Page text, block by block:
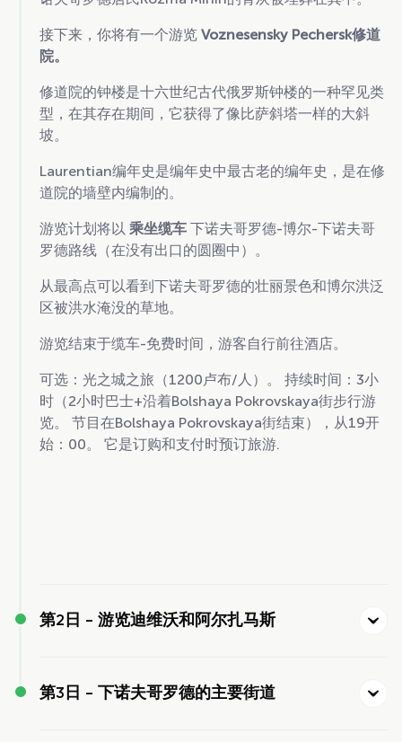
接下来，你将有一个游览 Voznesensky Pechersk修道
院。
修道院的钟楼是十六世纪古代俄罗斯钟楼的一种罕见类
型，在其存在期间，它获得了像比萨斜塔一样的大斜
坡。
Laurentian编年史是编年史中最古老的编年史，是在修
道院的墙壁内编制的。
游览计划将以 乘坐缆车 下诺夫哥罗德-博尔-下诺夫哥
罗德路线（在没有出口的圆圈中）。
从最高点可以看到下诺夫哥罗德的壮丽景色和博尔洪泛
区被洪水淹没的草地。
游览结束于缆车-免费时间，游客自行前往酒店。
可选：光之城之旅（1200卢布/人）。 持续时间：3小
时（2小时巴士+沿着Bolshaya Pokrovskaya街步行游
览。 节目在Bolshaya Pokrovskaya街结束），从19开
始：00。 它是订购和支付时预订旅游.
第2日 - 游览迪维沃和阿尔扎马斯
第3日 - 下诺夫哥罗德的主要街道